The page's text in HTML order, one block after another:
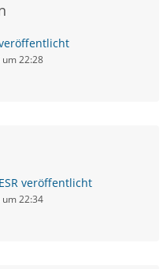
22:28
veröffentlicht
22:34